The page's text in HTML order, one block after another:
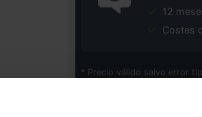
12
Costes
* Precio válido salvo error